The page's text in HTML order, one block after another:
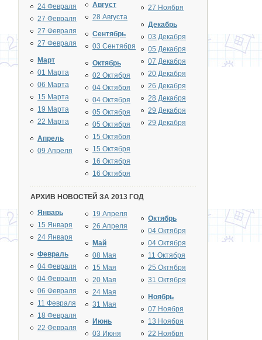
24 Февраля
27 Февраля
27 Февраля
27 Февраля
Март
01 Марта
06 Марта
15 Марта
19 Марта
22 Марта
Апрель
09 Апреля
Август
28 Августа
Сентябрь
03 Сентября
Октябрь
02 Октября
04 Октября
04 Октября
05 Октября
05 Октября
15 Октября
15 Октября
16 Октября
16 Октября
27 Ноября
Декабрь
03 Декабря
05 Декабря
07 Декабря
20 Декабря
26 Декабря
28 Декабря
29 Декабря
29 Декабря
АРХИВ НОВОСТЕЙ ЗА 2013 ГОД
Январь
15 Января
24 Января
Февраль
04 Февраля
04 Февраля
06 Февраля
11 Февраля
18 Февраля
22 Февраля
19 Апреля
26 Апреля
Май
08 Мая
15 Мая
20 Мая
24 Мая
31 Мая
Июнь
03 Июня
Октябрь
04 Октября
04 Октября
11 Октября
25 Октября
31 Октября
Ноябрь
07 Ноября
13 Ноября
22 Ноября